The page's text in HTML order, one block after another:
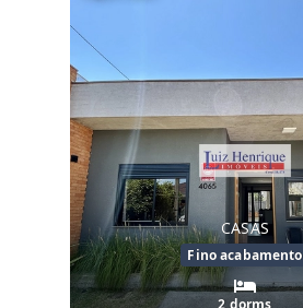
CASAS
Fino acabamento
2 dorms